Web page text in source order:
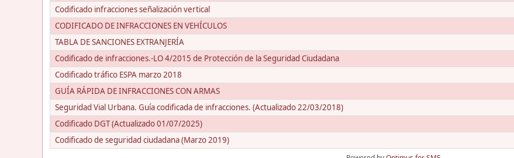
Codificado infracciones señalización vertical
CODIFICADO DE INFRACCIONES EN VEHÍCULOS
TABLA DE SANCIONES EXTRANJERÍA
Codificado de infracciones.-LO 4/2015 de Protección de la Seguridad Ciudadana
Codificado tráfico ESPA marzo 2018
GUÍA RÁPIDA DE INFRACCIONES CON ARMAS
Seguridad Vial Urbana. Guía codificada de infracciones. (Actualizado 22/03/2018)
Codificado DGT (Actualizado 01/07/2025)
Codificado de seguridad ciudadana (Marzo 2019)